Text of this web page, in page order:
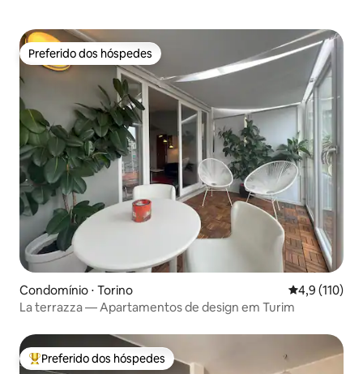
Preferido dos hóspedes
Preferido dos hóspedes
Condomínio ⋅ Torino 4,9 de uma
4,9 (110)
La terrazza — Apartamentos de design em Turim
Entre os melhores preferidos dos hóspedes
Preferido dos hóspedes